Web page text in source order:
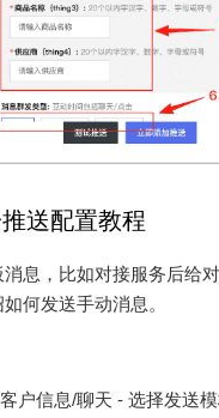
送配置教程
息，比如对接服务后给
何发送手动消息。
户信息/聊天 - 选择发送